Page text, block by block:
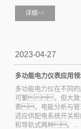
详细>>
2023-04-27
多功能电力仪表应用
多功能电力仪在不
可繁，但大致
表，电能分析与
适应供配电系统开关
和导轨式两种。...